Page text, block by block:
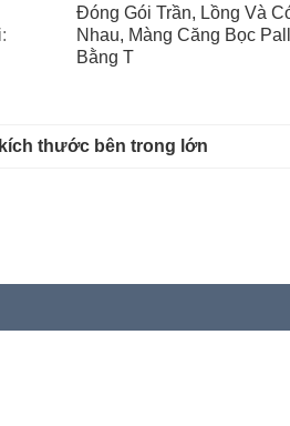
Đóng Gói Trần, Lồng Và
Nhau, Màng Căng Bọc
Bằng T
thước bên trong lớn